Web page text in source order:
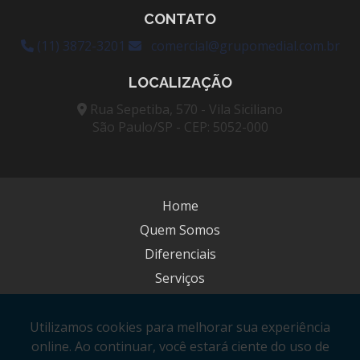
Conserto de freezer vertical
Conserto de refrigeração
Data logger temperatura e umidade
Empresa de câmara fria para sangue
Empresa de câmara fria para vacinas
CONTATO
(11) 3872-3201 comercial@grupomedial.com.br
LOCALIZAÇÃO
Rua Sepetiba, 570 - Vila Siciliano
São Paulo/SP - CEP: 5052-000
Home
Quem Somos
Diferenciais
Serviços
Contato
Mapa do site